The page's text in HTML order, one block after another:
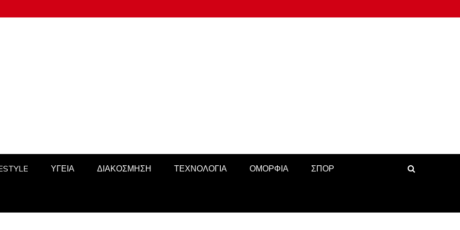
ΥΓΕΙΑ ΔΙΑΚΟΣΜΗΣΗ ΤΕΧΝΟΛΟΓΙΑ ΟΜΟΡΦΙΑ ΣΠΟΡ